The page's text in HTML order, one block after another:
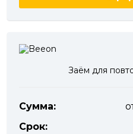
Заём для
Сумма:
Срок: